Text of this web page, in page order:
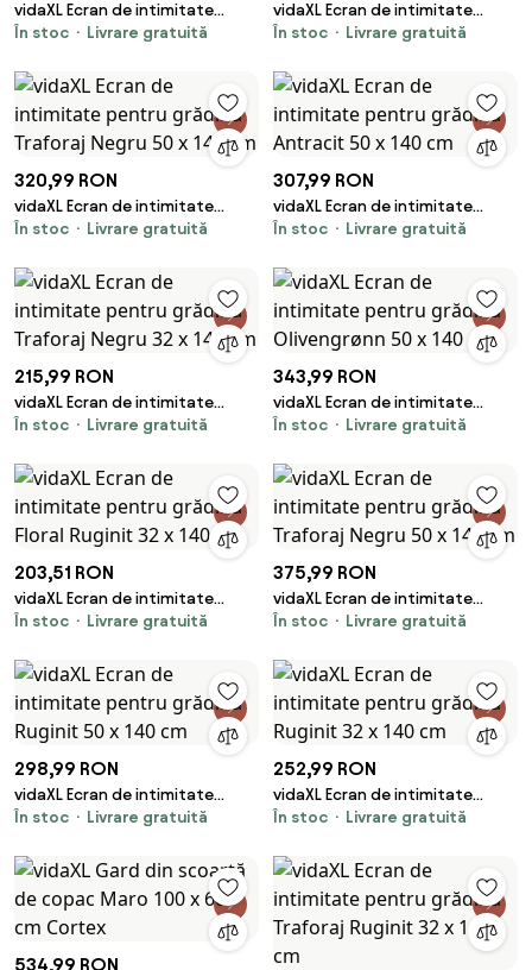
vidaXL Ecran de intimitate
pentru grădină Antracit 32 x
În stoc Livrare gratuită
vidaXL Ecran de intimitate
pentru grădină Floral Negru 32 x
În stoc Livrare gratuită
320,99 RON
vidaXL Ecran de intimitate
pentru grădină Traforaj Negru
În stoc Livrare gratuită
307,99 RON
vidaXL Ecran de intimitate
pentru grădină Antracit 50 x
În stoc Livrare gratuită
215,99 RON
vidaXL Ecran de intimitate
pentru grădină Traforaj Negru
În stoc Livrare gratuită
343,99 RON
vidaXL Ecran de intimitate
pentru grădină Olivengrønn 50
În stoc Livrare gratuită
203,51 RON
vidaXL Ecran de intimitate
pentru grădină Floral Ruginit 32
În stoc Livrare gratuită
375,99 RON
vidaXL Ecran de intimitate
pentru grădină Traforaj Negru
În stoc Livrare gratuită
298,99 RON
vidaXL Ecran de intimitate
pentru grădină Ruginit 50 x 140
În stoc Livrare gratuită
252,99 RON
vidaXL Ecran de intimitate
pentru grădină Ruginit 32 x 140
În stoc Livrare gratuită
534,99 RON